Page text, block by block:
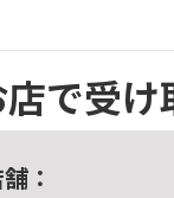
店で受け
：